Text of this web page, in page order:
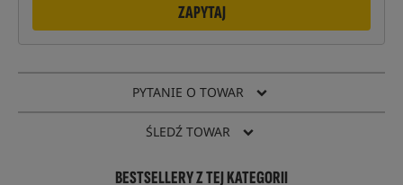
ZAPYTAJ
PYTANIE O TOWAR
ŚLEDŹ TOWAR
BESTSELLERY Z TEJ KATEGORII